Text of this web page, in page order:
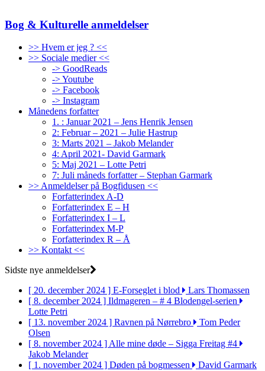
Bog & Kulturelle anmeldelser
>> Hvem er jeg ? <<
>> Sociale medier <<
-> GoodReads
-> Youtube
-> Facebook
-> Instagram
Månedens forfatter
1. : Januar 2021 – Jens Henrik Jensen
2: Februar – 2021 – Julie Hastrup
3: Marts 2021 – Jakob Melander
4: April 2021- David Garmark
5: Maj 2021 – Lotte Petri
7: Juli måneds forfatter – Stephan Garmark
>> Anmeldelser på Bogfidusen <<
Forfatterindex A-D
Forfatterindex E – H
Forfatterindex I – L
Forfatterindex M-P
Forfatterindex R – Å
>> Kontakt <<
Sidste nye anmeldelser
[ 20. december 2024 ] E-Forseglet i blod
Lars Thomassen
[ 8. december 2024 ] Ildmageren – # 4 Blodengel-serien
Lotte Petri
[ 13. november 2024 ] Ravnen på Nørrebro
Tom Peder
Olsen
[ 8. november 2024 ]Alle mine døde – Sigga Freitag #4
Jakob Melander
[ 1. november 2024 ] Døden på bogmessen
David Garmark